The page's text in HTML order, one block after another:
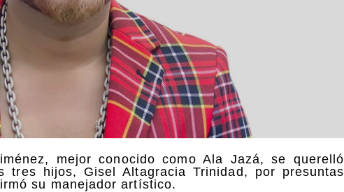
mejor conocido como Ala Jazá, se querelló
tres hijos, Gisel Altagracia Trinidad, por presuntas
su manejador artístico.